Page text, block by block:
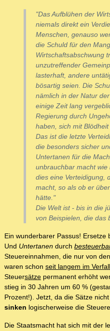
"Das Aufblühen der
niemals direkt ein
Menschen, genauso
die Schuld für den
Wirtschaftsabschwung
unzutreffender
lasterhaft, andere
bösartig seien. Die
nämlich in der Natur
einige Zeit lang
Regierung durch
haben, sich mit
Das ist die letzte
die besonders sicher
Untertanen für die
unbrauchbar macht
dies eine Verteidigung,
macht, so als ob er
hätte."
Die Welt ist - bis in die
von Beispielen, die das
Ein wunderbarer Passus! Ersetze
Und Untertanen durch
Steuereinnahmen, die nur von
waren schon seit langem im Verfall
Steuersätze permanent erhöht
stieg in 30 Jahren um 60 %
Prozent!). Jetzt, da die Sätze
sinken logischerweise die
Die Staatsmacht hat sich mit der